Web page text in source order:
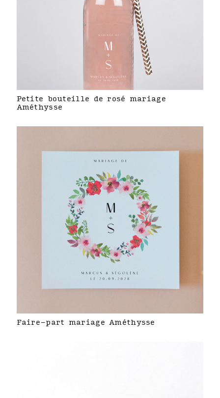
Petite bouteille de rosé mariage
Améthysse
Faire-part mariage Améthysse